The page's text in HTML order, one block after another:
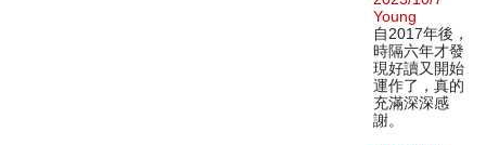
Young
自2017年後，
時隔六年才發
現好讀又開始
運作了，真的
充滿深深感
謝。